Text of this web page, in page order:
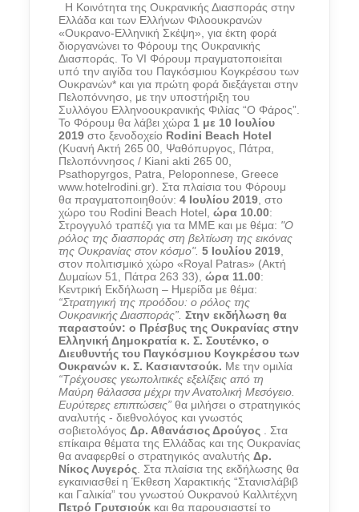
Η Κοινότητα της Ουκρανικής Διασποράς στην
Ελλάδα και των Ελλήνων Φιλοουκρανών
«Ουκρανο-Ελληνική Σκέψη», για έκτη φορά
διοργανώνει το Φόρουμ της Ουκρανικής
Διασποράς. Το VI Φόρουμ πραγματοποιείται
υπό την αιγίδα του Παγκόσμιου Κογκρέσου των
Ουκρανών* και για πρώτη φορά διεξάγεται στην
Πελοπόννησο, με την υποστήριξη του
Συλλόγου Ελληνοουκρανικής Φιλίας “Ο Φάρος”.
Το Φόρουμ θα λάβει χώρα 1 με 10 Ιουλίου
2019 στο ξενοδοχείο Rodini Beach Hotel
(Κυανή Ακτή 265 00, Ψαθόπυργος, Πάτρα,
Πελοπόννησος / Kiani akti 265 00,
Psathopyrgos, Patra, Peloponnese, Greece
www.hotelrodini.gr). Στα πλαίσια του Φόρουμ
θα πραγματοποιηθούν: 4 Ιουλίου 2019, στο
χώρο του Rodini Beach Hotel, ώρα 10.00:
Στρογγυλό τραπέζι για τα ΜΜΕ και με θέμα: "Ο
ρόλος της διασποράς στη βελτίωση της εικόνας
της Ουκρανίας στον κόσμο". 5 Ιουλίου 2019,
στον πολιτισμικό χώρο «Royal Patras» (Ακτή
Δυμαίων 51, Πάτρα 263 33), ώρα 11.00:
Κεντρική Εκδήλωση – Ημερίδα με θέμα:
“Στρατηγική της προόδου: ο ρόλος της
Ουκρανικής Διασποράς”. Στην εκδήλωση θα
παραστούν: ο Πρέσβυς της Ουκρανίας στην
Ελληνική Δημοκρατία κ. Σ. Σουτένκο, ο
Διευθυντής του Παγκόσμιου Κογκρέσου των
Ουκρανών κ. Σ. Κασιαντσούκ. Με την ομιλία
“Τρέχουσες γεωπολιτικές εξελίξεις από τη
Μαύρη θάλασσα μέχρι την Ανατολική Μεσόγειο.
Ευρύτερες επιπτώσεις” θα μιλήσει ο στρατηγικός
αναλυτής - διεθνολόγος και γνωστός
σοβιετολόγος Δρ. Αθανάσιος Δρούγος . Στα
επίκαιρα θέματα της Ελλάδας και της Ουκρανίας
θα αναφερθεί ο στρατηγικός αναλυτής Δρ.
Νίκος Λυγερός. Στα πλαίσια της εκδήλωσης θα
εγκαινιασθεί η Έκθεση Χαρακτικής “Στανισλάβιβ
και Γαλικία” του γνωστού Ουκρανού Καλλιτέχνη
Πετρό Γρυτσιούκ και θα παρουσιαστεί το